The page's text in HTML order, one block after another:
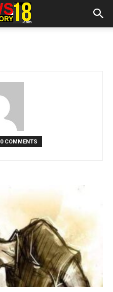
0 COMMENTS